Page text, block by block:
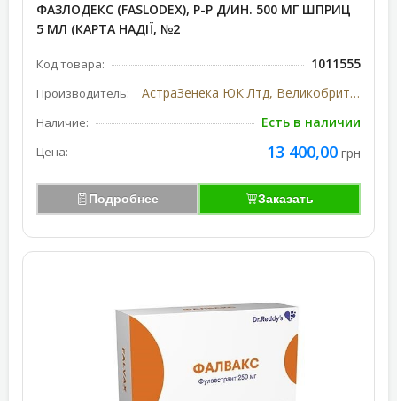
ФАЗЛОДЕКС (FASLODEX), Р-Р Д/ИН. 500 МГ ШПРИЦ
5 МЛ (КАРТА НАДІЇ, №2
Код товара: 1011555
Производитель: АстраЗенека ЮК Лтд, Великобритания
Наличие: Есть в наличии
Цена: 13 400,00 грн
Подробнее Заказать